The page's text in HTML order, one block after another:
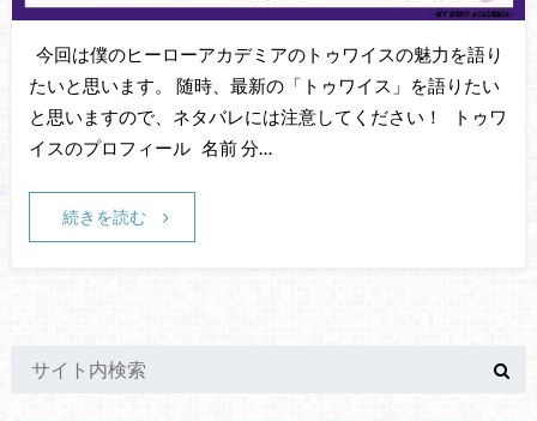
今回は僕のヒーローアカデミアのトゥワイスの魅力を語り
たいと思います。 随時、最新の「トゥワイス」を語りたい
と思いますので、ネタバレには注意してください！ トゥワ
イスのプロフィール 名前 分…
続きを読む